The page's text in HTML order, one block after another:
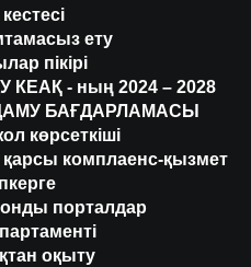
ету
пікірі
КЕАҚ - ның 2024 – 2028
БАҒДАРЛАМАСЫ
көрсеткіші
комплаенс-қызмет
порталдар
оқыту